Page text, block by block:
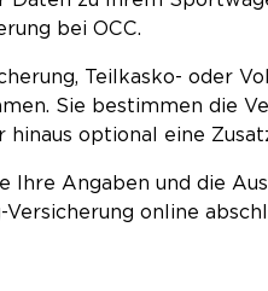
bei OCC.
Teilkasko- oder
Sie bestimmen die
optional eine
Ihre Angaben und die
online